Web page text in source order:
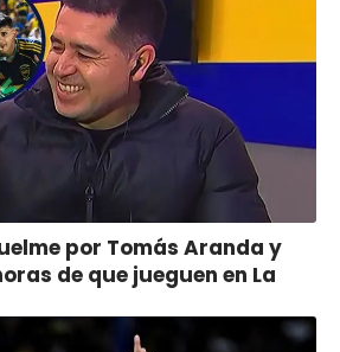
por Tomás Aranda y
de que jueguen en La